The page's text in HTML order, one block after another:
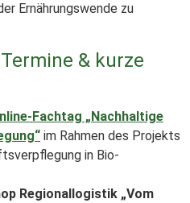
Ernährungswende zu
& kurze
Fachtag „Nachhaltige
im Rahmen des Projekts
in Bio-
Regionallogistik „Vom